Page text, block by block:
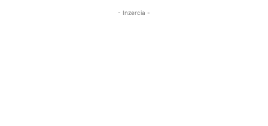
- Inzercia -